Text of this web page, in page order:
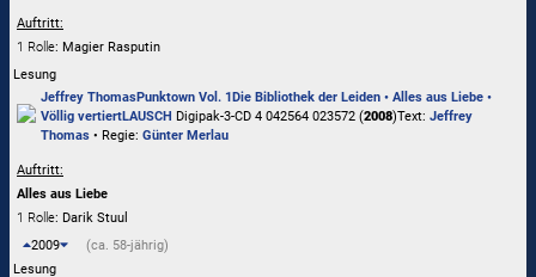
Auftritt:
1 Rolle: Magier Rasputin
Lesung
Jeffrey ThomasPunktown Vol. 1Die Bibliothek der Leiden • Alles aus Liebe •
Völlig vertiertLAUSCH Digipak-3-CD 4 042564 023572 (2008)Text: Jeffrey
Thomas • Regie: Günter Merlau
Auftritt:
Alles aus Liebe
1 Rolle: Darik Stuul
2009
(ca. 58-jährig)
Lesung